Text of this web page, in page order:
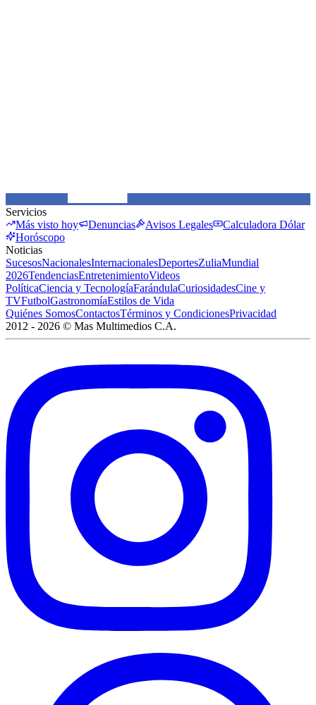
Servicios
Más visto hoy
Denuncias Avisos Legales
Calculadora Dólar
Horóscopo
Noticias
SucesosNacionalesInternacionalesDeportesZuliaMundial
2026TendenciasEntretenimientoVideos
PolíticaCiencia y TecnologíaFarándulaCuriosidadesCine y
TVFutbolGastronomíaEstilos de Vida
Quiénes SomosContactosTérminos y CondicionesPrivacidad
2012 - 2026 © Mas Multimedios C.A.